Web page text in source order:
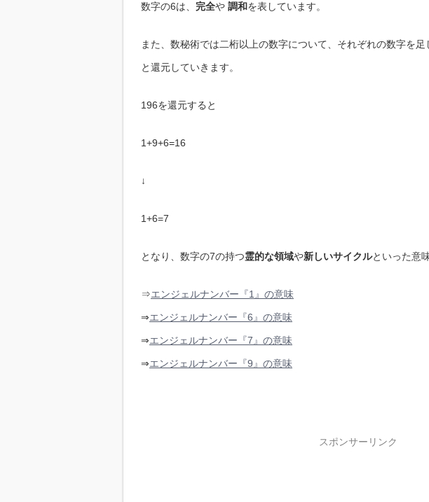
数字の6は、 完全や 調和を表しています。
また、数秘術では二桁以上の数字について、それぞれの数字を
と還元していきます。
196を還元すると
1+9+6=16
↓
1+6=7
となり、数字の7の持つ霊的な領域や新しいサイクルといった意
⇒エンジェルナンバー『1』の意味
⇒エンジェルナンバー『6』の意味
⇒エンジェルナンバー『7』の意味
⇒エンジェルナンバー『9』の意味
スポンサーリンク